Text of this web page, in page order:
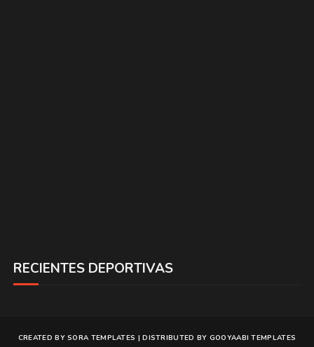
RECIENTES DEPORTIVAS
CREATED BYSORA TEMPLATES | DISTRIBUTED BY GOOYAABI TEMPLATES